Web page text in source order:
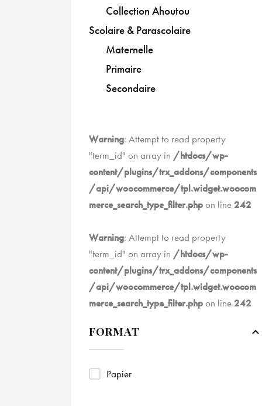
Collection Ahoutou
Scolaire & Parascolaire
Maternelle
Primaire
Secondaire
Warning: Attempt to read property
"term_id" on array in /htdocs/wp-
content/plugins/trx_addons/components
/api/woocommerce/tpl.widget.woocom
merce_search_type_filter.phpon line242
Warning: Attempt to read property
"term_id" on array in /htdocs/wp-
content/plugins/trx_addons/components
/api/woocommerce/tpl.widget.woocom
merce_search_type_filter.phpon line242
FORMAT
Papier